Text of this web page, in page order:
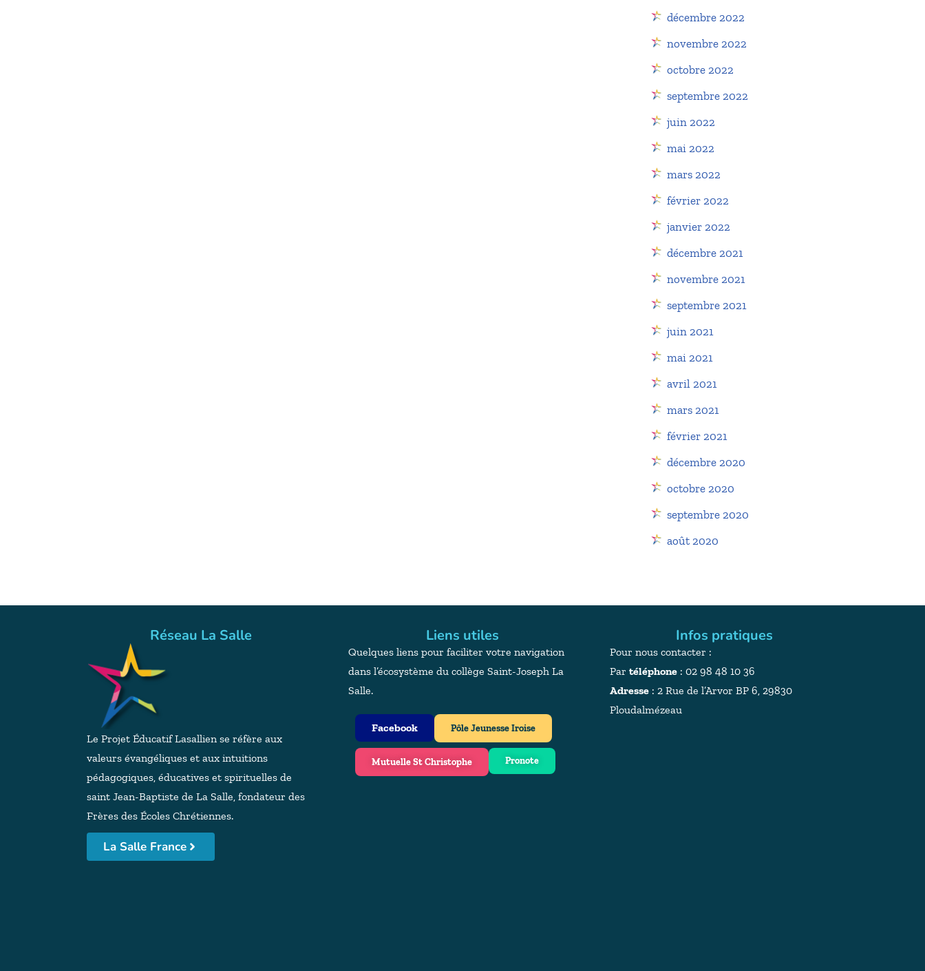
décembre 2022
novembre 2022
octobre 2022
septembre 2022
juin 2022
mai 2022
mars 2022
février 2022
janvier 2022
décembre 2021
novembre 2021
septembre 2021
juin 2021
mai 2021
avril 2021
mars 2021
février 2021
décembre 2020
octobre 2020
septembre 2020
août 2020
Réseau La Salle
Le Projet Éducatif Lasallien se réfère aux
valeurs évangéliques et aux intuitions
pédagogiques, éducatives et spirituelles de
saint Jean-Baptiste de La Salle, fondateur des
Frères des Écoles Chrétiennes.
La Salle France
Liens utiles
Quelques liens pour faciliter votre navigation
dans l’écosystème du collège Saint-Joseph La
Salle.
Facebook Pôle Jeunesse Iroise
Mutuelle St Christophe Pronote
Infos pratiques
Pour nous contacter :
Par téléphone : 02 98 48 10 36
Adresse : 2 Rue de l’Arvor BP 6, 29830
Ploudalmézeau